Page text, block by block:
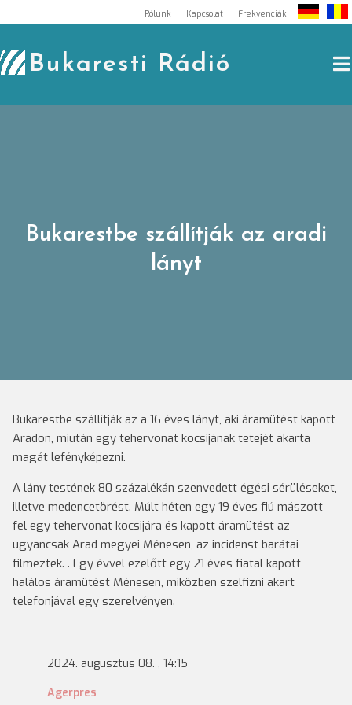
to
content
Rólunk Kapcsolat Frekvenciák
Bukaresti Rádió
Bukarestbe szállítják az aradi
lányt
Bukarestbe szállítják az a 16 éves lányt, aki áramütést kapott
Aradon, miután egy tehervonat kocsijának tetejét akarta
magát lefényképezni.
A lány testének 80 százalékán szenvedett égési sérüléseket,
illetve medencetörést. Múlt héten egy 19 éves fiú mászott
fel egy tehervonat kocsijára és kapott áramütést az
ugyancsak Arad megyei Ménesen, az incidenst barátai
filmeztek. . Egy évvel ezelőtt egy 21 éves fiatal kapott
halálos áramütést Ménesen, miközben szelfizni akart
telefonjával egy szerelvényen.
2024. augusztus 08. , 14:15
Agerpres